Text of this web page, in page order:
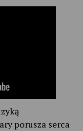
porusza serca